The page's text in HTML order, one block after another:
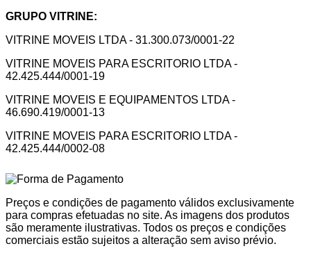
GRUPO VITRINE:
VITRINE MOVEIS LTDA - 31.300.073/0001-22
VITRINE MOVEIS PARA ESCRITORIO LTDA -
42.425.444/0001-19
VITRINE MOVEIS E EQUIPAMENTOS LTDA -
46.690.419/0001-13
VITRINE MOVEIS PARA ESCRITORIO LTDA -
42.425.444/0002-08
Preços e condições de pagamento válidos exclusivamente
para compras efetuadas no site. As imagens dos produtos
são meramente ilustrativas. Todos os preços e condições
comerciais estão sujeitos a alteração sem aviso prévio.